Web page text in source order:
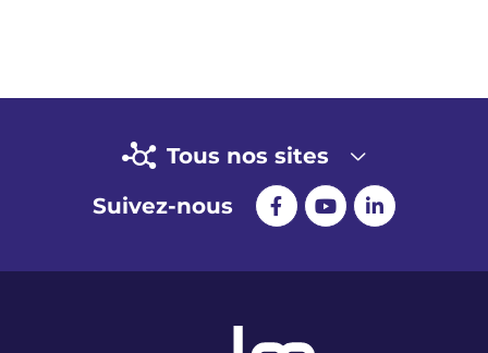
Tous nos sites
Suivez-nous